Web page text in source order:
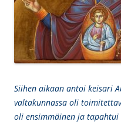
Siihen aikaan antoi keisari
valtakunnassa oli
oli ensimmäinen ja tapahtui